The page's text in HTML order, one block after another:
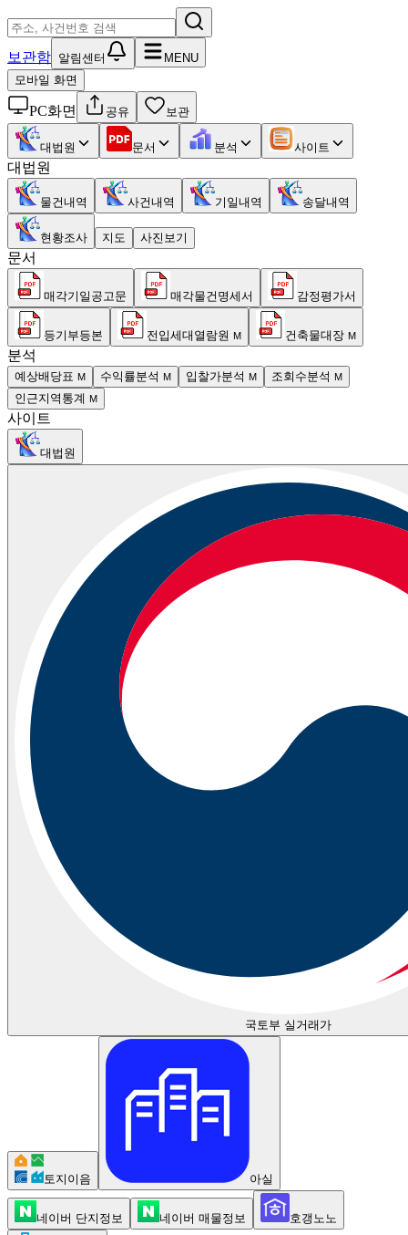
보관함 알림센터
MENU
모바일 화면
PC화면 공유 보관
대법원 문서 분석 사이트
대법원
물건내역 사건내역 기일내역 송달내역
현황조사 지도 사진보기
문서
매각기일공고문 매각물건명세서 감정평가서
등기부등본 전입세대열람원 M 건축물대장 M
분석
예상배당표 M 수익률분석 M 입찰가분석 M 조회수분석 M
인근지역통계 M
사이트
대법원
국토부 실거래가
토지이음 아실
네이버 단지정보 네이버 매물정보
호갱노노